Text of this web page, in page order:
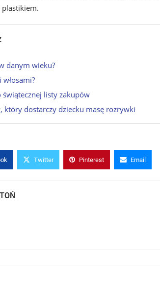
plastikiem.
danym wieku?
świątecznej listy zakupów
który dostarczy dziecku masę rozrywki
Twitter Pinterest Email